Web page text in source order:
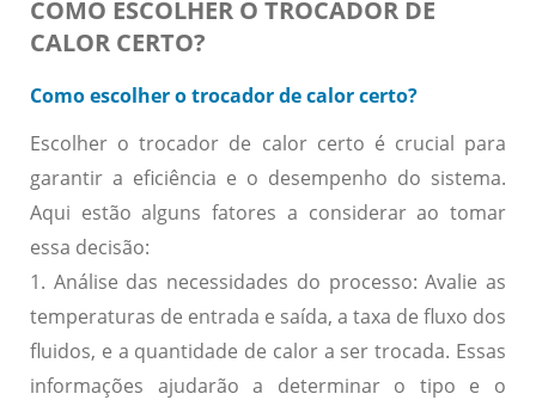
COMO ESCOLHER O TROCADOR DE
CALOR CERTO?
Como escolher o trocador de calor certo?
Escolher o trocador de calor certo é crucial para
garantir a eficiência e o desempenho do sistema.
Aqui estão alguns fatores a considerar ao tomar
essa decisão:
1. Análise das necessidades do processo: Avalie as
temperaturas de entrada e saída, a taxa de fluxo dos
fluidos, e a quantidade de calor a ser trocada. Essas
informações ajudarão a determinar o tipo e o